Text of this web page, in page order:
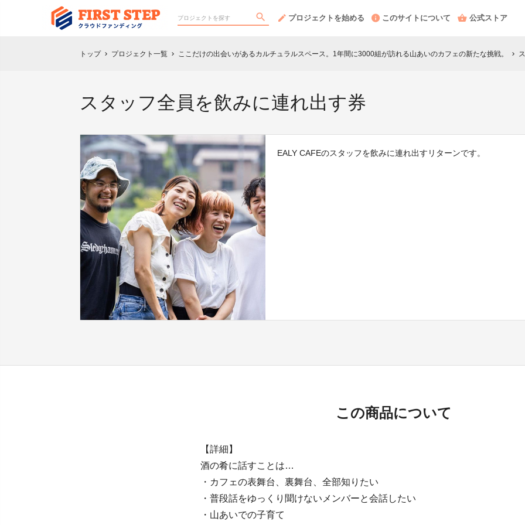
プロジェクトを始める このサイトについて 公式ストア
トップ chevron_right プロジェクト一覧 chevron_right ここだけの出会いがあるカルチュラルスペース。1年間に3000組が訪れる山あいのカフェの新たな挑戦。 chevron_right
スタッフ全員を飲みに連れ出す券
EALY CAFEのスタッフを飲みに連れ出すリターンです。
この商品について
【詳細】
酒の肴に話すことは…
・カフェの表舞台、裏舞台、全部知りたい
・普段話をゆっくり聞けないメンバーと会話したい
・山あいでの子育て